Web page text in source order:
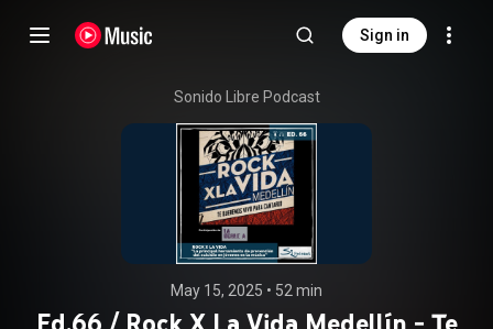
Sign in
Sonido Libre Podcast
May 15, 2025 • 52 min